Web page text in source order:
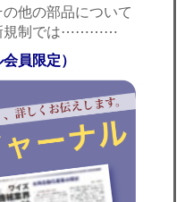
他の部品について
規制では⋯⋯⋯⋯
員限定）